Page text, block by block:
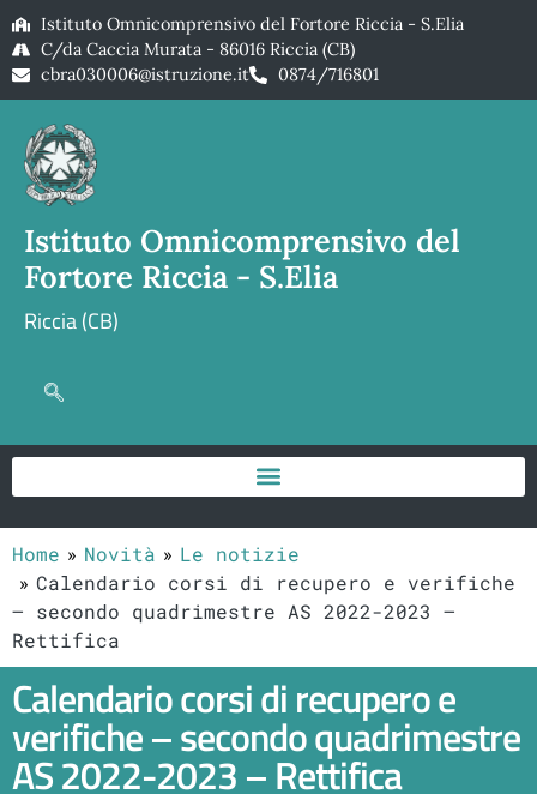
Istituto Omnicomprensivo del Fortore Riccia - S.Elia
C/da Caccia Murata - 86016 Riccia (CB)
cbra030006@istruzione.it
0874/716801
Istituto Omnicomprensivo del
Fortore Riccia - S.Elia
Riccia (CB)
Home Novità
Le notizie
Calendario corsi di recupero e verifiche
– secondo quadrimestre AS 2022-2023 –
Rettifica
Calendario corsi di recupero e
verifiche – secondo quadrimestre
AS 2022-2023 – Rettifica